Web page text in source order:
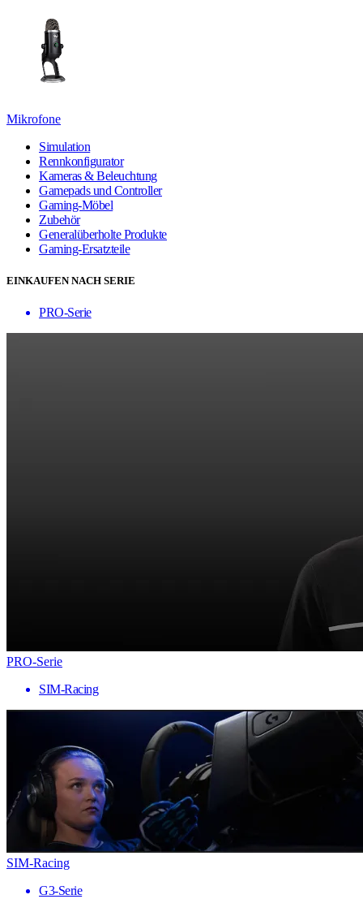
Mikrofone
Simulation
Rennkonfigurator
Kameras & Beleuchtung
Gamepads und Controller
Gaming-Möbel
Zubehör
Generalüberholte Produkte
Gaming-Ersatzteile
EINKAUFEN NACH SERIE
PRO-Serie
PRO-Serie
SIM-Racing
SIM-Racing
G3-Serie